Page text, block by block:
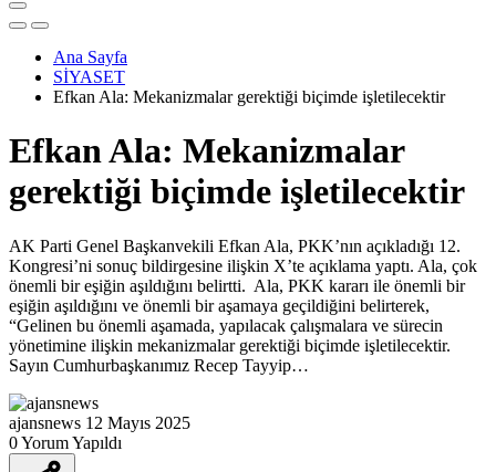
Ana Sayfa
SİYASET
Efkan Ala: Mekanizmalar gerektiği biçimde işletilecektir
Efkan Ala: Mekanizmalar
gerektiği biçimde işletilecektir
AK Parti Genel Başkanvekili Efkan Ala, PKK’nın açıkladığı 12.
Kongresi’ni sonuç bildirgesine ilişkin X’te açıklama yaptı. Ala, çok
önemli bir eşiğin aşıldığını belirtti. Ala, PKK kararı ile önemli bir
eşiğin aşıldığını ve önemli bir aşamaya geçildiğini belirterek,
“Gelinen bu önemli aşamada, yapılacak çalışmalara ve sürecin
yönetimine ilişkin mekanizmalar gerektiği biçimde işletilecektir.
Sayın Cumhurbaşkanımız Recep Tayyip…
ajansnews 12 Mayıs 2025
0 Yorum Yapıldı